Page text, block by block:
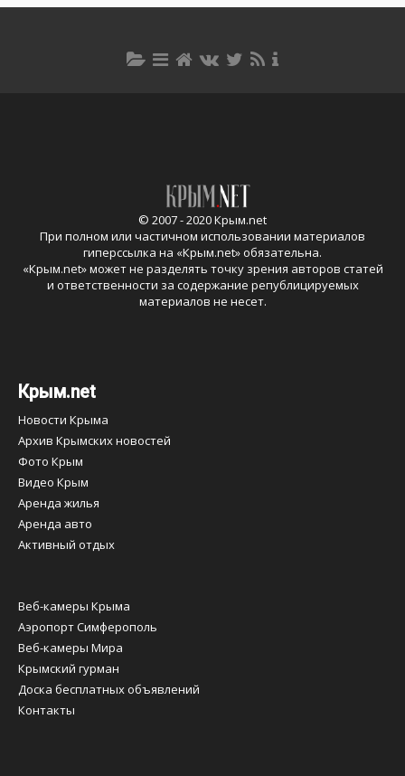
© 2007 - 2020 Крым.net
При полном или частичном использовании материалов
гиперссылка на «Крым.net» обязательна.
«Крым.net» может не разделять точку зрения авторов статей
и ответственности за содержание републицируемых
материалов не несет.
Крым.net
Новости Крыма
Архив Крымских новостей
Фото Крым
Видео Крым
Аренда жилья
Аренда авто
Активный отдых
Веб-камеры Крыма
Аэропорт Симферополь
Веб-камеры Мира
Крымский гурман
Доска бесплатных объявлений
Контакты